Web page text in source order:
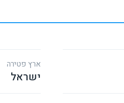
ארץ פטירה
ישראל